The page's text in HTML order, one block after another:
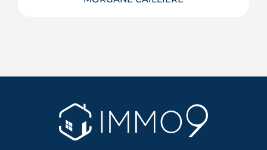
choc énergétique. L'effet sur les crédits
immobiliers reste limité à court terme,
les banques ayant anticipé la décision,
mais une ...